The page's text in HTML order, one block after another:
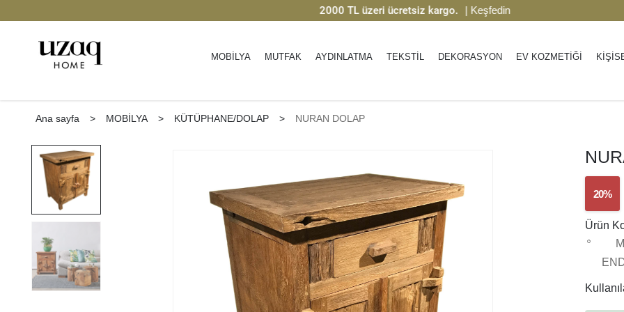
2000 TL üzeri ücretsiz kargo. | Keşfedin
MOBİLYA MUTFAK AYDINLATMA TEKSTİL DEKORASYON EV KOZMETİĞİ
Ana sayfa > MOBİLYA > KÜTÜPHANE/DOLAP > NURAN DOLAP
20%
Ürün